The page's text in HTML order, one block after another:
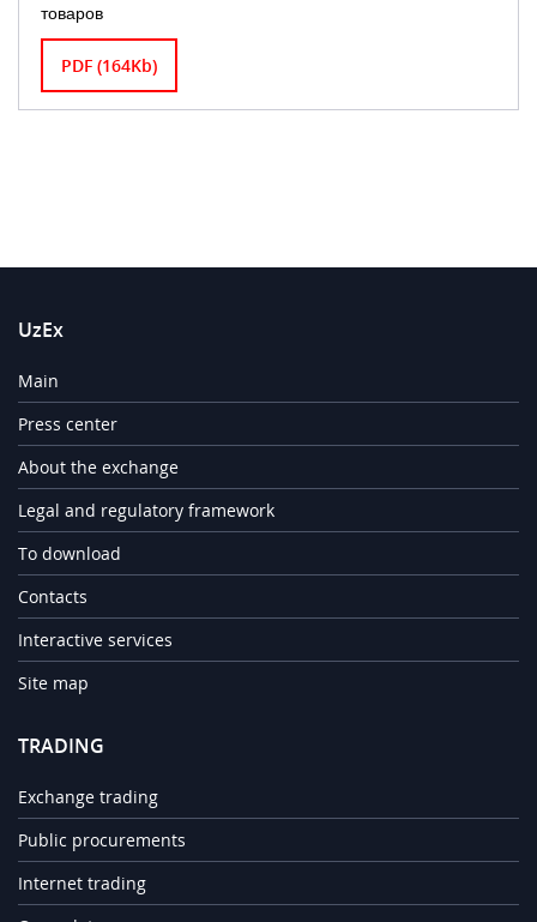
товаров
PDF (164Kb)
UzEx
Main
Press center
About the exchange
Legal and regulatory framework
To download
Contacts
Interactive services
Site map
TRADING
Exchange trading
Public procurements
Internet trading